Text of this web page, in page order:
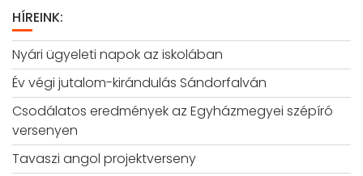
HÍREINK:
Nyári ügyeleti napok az iskolában
Év végi jutalom-kirándulás Sándorfalván
Csodálatos eredmények az Egyházmegyei szépíró
versenyen
Tavaszi angol projektverseny